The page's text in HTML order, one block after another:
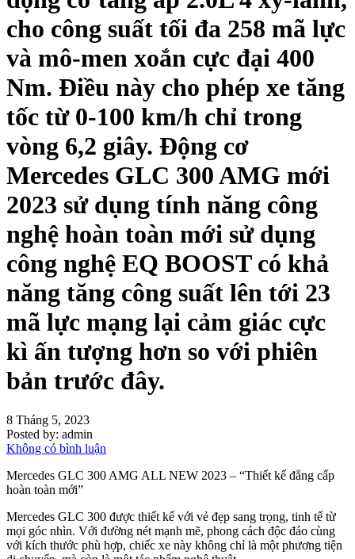
cho công suất tối đa 258 mã lực
và mô-men xoắn cực đại 400
Nm. Điều này cho phép xe tăng
tốc từ 0-100 km/h chỉ trong
vòng 6,2 giây. Động cơ
Mercedes GLC 300 AMG mới
2023 sử dụng tính năng công
nghệ hoàn toàn mới sử dụng
công nghệ EQ BOOST có khả
năng tăng công suất lên tới 23
mã lực mạng lại cảm giác cực
kì ấn tượng hơn so với phiên
bản trước đây.
8 Tháng 5, 2023
Posted by: admin
Không có bình luận
Mercedes GLC 300 AMG ALL NEW 2023 – “Thiết kế đẳng cấp
hoàn toàn mới”
Mercedes GLC 300 được thiết kế với vẻ đẹp sang trọng, tinh tế từ
mọi góc nhìn. Với đường nét mạnh mẽ, phong cách độc đáo cùng
với kích thước phù hợp, chiếc xe này không chỉ là một phương tiện